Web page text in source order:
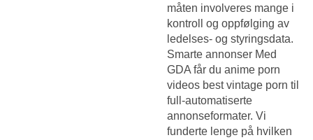
måten involveres mange i
kontroll og oppfølging av
ledelses- og styringsdata.
Smarte annonser Med
GDA får du anime porn
videos best vintage porn til
full-automatiserte
annonseformater. Vi
funderte lenge på hvilken